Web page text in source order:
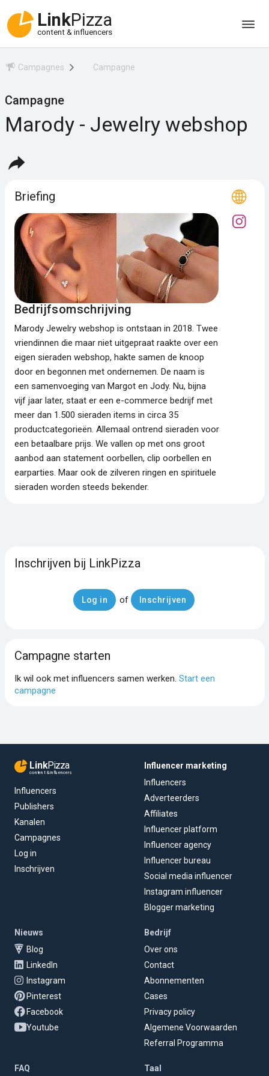
LinkPizza
content & influencers
Campagnes Campagne
Campagne
Marody - Jewelry webshop
Briefing
Bedrijfsomschrijving
Marody Jewelry webshop is ontstaan in 2018. Twee
vriendinnen die maar niet uitgepraat raakte over een
eigen sieraden webshop, hakte samen de knoop
door en begonnen met ondernemen. De naam is
een samenvoeging van Margot en Jody. Nu, bijna
vijf jaar later, staat er een e-commerce bedrijf met
meer dan 1.500 sieraden items in circa 35
productcategorieën. Allemaal ontrend sieraden voor
een betaalbare prijs. We vallen op met ons groot
aanbod aan statement oorbellen, clip oorbellen en
earparties. Maar ook de zilveren ringen en spirituele
sieraden worden steeds bekender.
Inschrijven bij LinkPizza
Log in of Inschrijven
Campagne starten
Ik wil ook met influencers samen werken. Start een
campagne
LinkPizza
content & influencers
Influencers
Publishers
Kanalen
Campagnes
Log in
Inschrijven
Influencer marketing
Influencers
Adverteerders
Affiliates
Influencer platform
Influencer agency
Influencer bureau
Social media influencer
Instagram influencer
Blogger marketing
Nieuws
Blog
LinkedIn
Instagram
Pinterest
Facebook
Youtube
Bedrijf
Over ons
Contact
Abonnementen
Cases
Privacy policy
Algemene Voorwaarden
Referral Programma
FAQ Taal